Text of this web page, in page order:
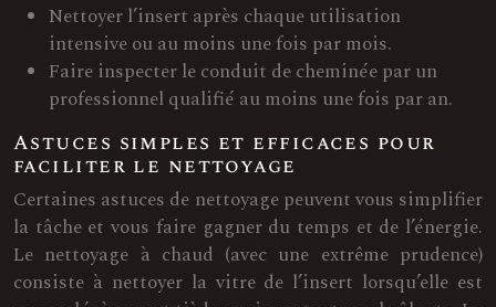
Nettoyer l’insert après chaque utilisation
intensive ou au moins une fois par mois.
Faire inspecter le conduit de cheminée par un
professionnel qualifié au moins une fois par an.
Astuces simples et efficaces pour
faciliter le nettoyage
Certaines astuces de nettoyage peuvent vous simplifier
la tâche et vous faire gagner du temps et de l’énergie.
Le nettoyage à chaud (avec une extrême prudence)
consiste à nettoyer la vitre de l’insert lorsqu’elle est